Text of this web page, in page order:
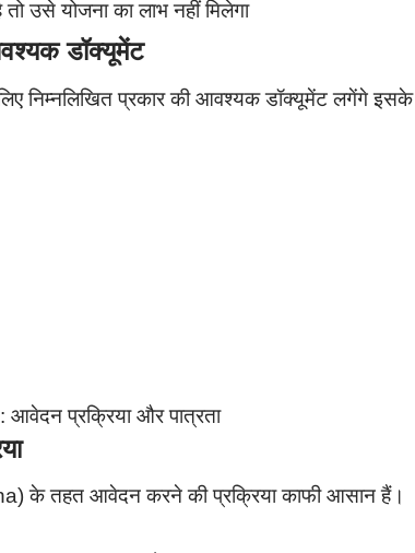
उसे योजना का लाभ नहीं मिलेगा
डॉक्यूमेंट
निम्नलिखित प्रकार की आवश्यक डॉक्यूमेंट लगेंगे इसके
प्रक्रिया और पात्रता
के तहत आवेदन करने की प्रक्रिया काफी आसान हैं।